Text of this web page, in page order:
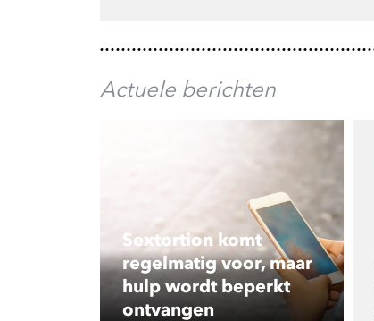
Actuele berichten
Sextortion komt
regelmatig voor, maar
hulp wordt beperkt
ontvangen